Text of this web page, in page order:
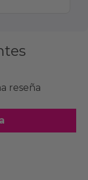
reseña